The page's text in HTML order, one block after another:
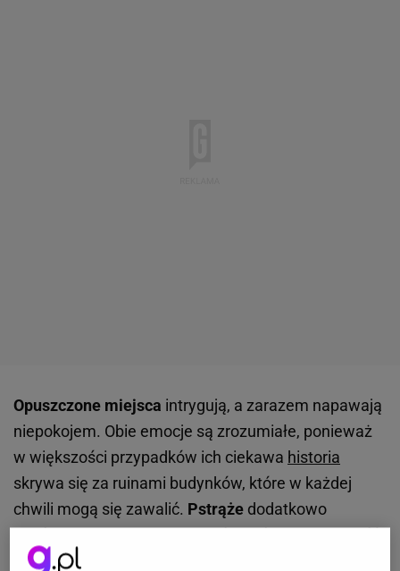
Opuszczone miejsca intrygują, a zarazem napawają
niepokojem. Obie emocje są zrozumiałe, ponieważ
w większości przypadków ich ciekawa historia
skrywa się za ruinami budynków, które w każdej
chwili mogą się zawalić. Pstrąże dodatkowo
została owiana jeszcze w czasach, gdy tętniła